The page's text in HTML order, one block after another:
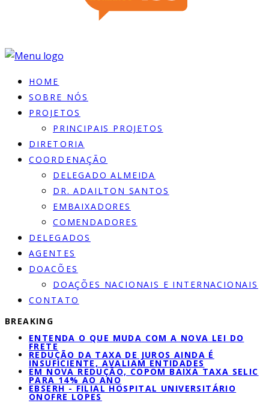
HOME
SOBRE NÓS
PROJETOS
PRINCIPAIS PROJETOS
DIRETORIA
COORDENAÇÃO
DELEGADO ALMEIDA
DR. ADAILTON SANTOS
EMBAIXADORES
COMENDADORES
DELEGADOS
AGENTES
DOACÕES
DOAÇÕES NACIONAIS E INTERNACIONAIS
CONTATO
BREAKING
ENTENDA O QUE MUDA COM A NOVA LEI DO
FRETE
REDUÇÃO DA TAXA DE JUROS AINDA É
INSUFICIENTE, AVALIAM ENTIDADES
EM NOVA REDUÇÃO, COPOM BAIXA TAXA SELIC
PARA 14% AO ANO
EBSERH - FILIAL HOSPITAL UNIVERSITÁRIO
ONOFRE LOPES